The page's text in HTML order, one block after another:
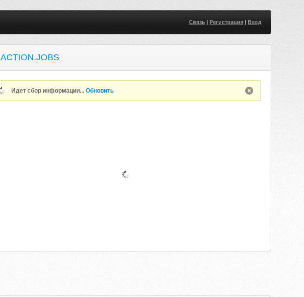
Связь| Регистрация| Вход
ACTION.JOBS
Идет сбор информации...Обновить